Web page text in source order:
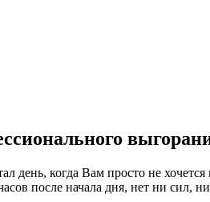
день, когда Вам просто не
после начала дня, нет ни сил,